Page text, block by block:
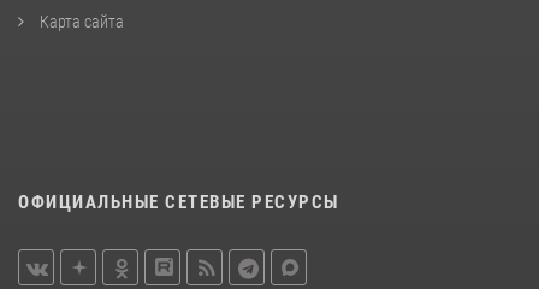
Карта сайта
ОФИЦИАЛЬНЫЕ СЕТЕВЫЕ РЕСУРСЫ